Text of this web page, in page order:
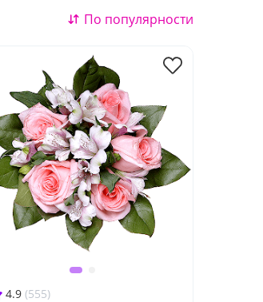
По популярности
4.9 (555)